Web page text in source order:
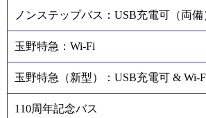
ノンステップバス：USB充電可（両備
玉野特急：Wi-Fi
玉野特急（新型）：USB充電可 & Wi-
110周年記念バス